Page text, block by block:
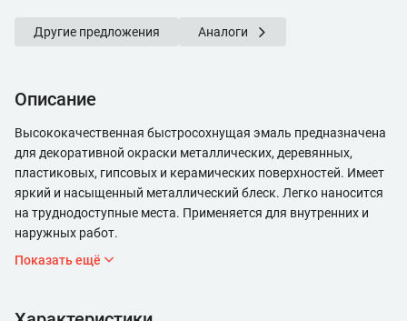
Другие предложения Аналоги
Описание
Высококачественная быстросохнущая эмаль предназначена
для декоративной окраски металлических, деревянных,
пластиковых, гипсовых и керамических поверхностей. Имеет
яркий и насыщенный металлический блеск. Легко наносится
на труднодоступные места. Применяется для внутренних и
наружных работ.
Показать ещё